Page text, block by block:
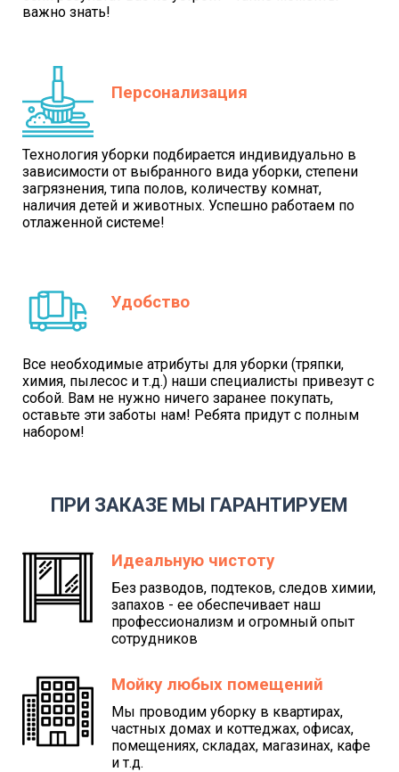
важно знать!
Персонализация
Технология уборки подбирается индивидуально в
зависимости от выбранного вида уборки, степени
загрязнения, типа полов, количеству комнат,
наличия детей и животных. Успешно работаем по
отлаженной системе!
Удобство
Все необходимые атрибуты для уборки (тряпки,
химия, пылесос и т.д.) наши специалисты привезут с
собой. Вам не нужно ничего заранее покупать,
оставьте эти заботы нам! Ребята придут с полным
набором!
ПРИ ЗАКАЗЕ МЫ ГАРАНТИРУЕМ
Идеальную чистоту
Без разводов, подтеков, следов химии,
запахов - ее обеспечивает наш
профессионализм и огромный опыт
сотрудников
Мойку любых помещений
Мы проводим уборку в квартирах,
частных домах и коттеджах, офисах,
помещениях, складах, магазинах, кафе
и т.д.